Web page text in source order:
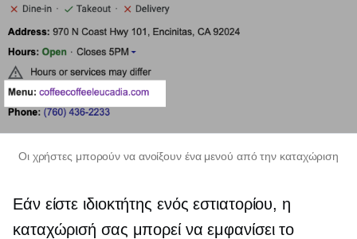
Οι χρήστες μπορούν να ανοίξουν ένα μενού από την καταχώριση
Εάν είστε ιδιοκτήτης ενός εστιατορίου, η
καταχώρισή σας μπορεί να εμφανίσει το